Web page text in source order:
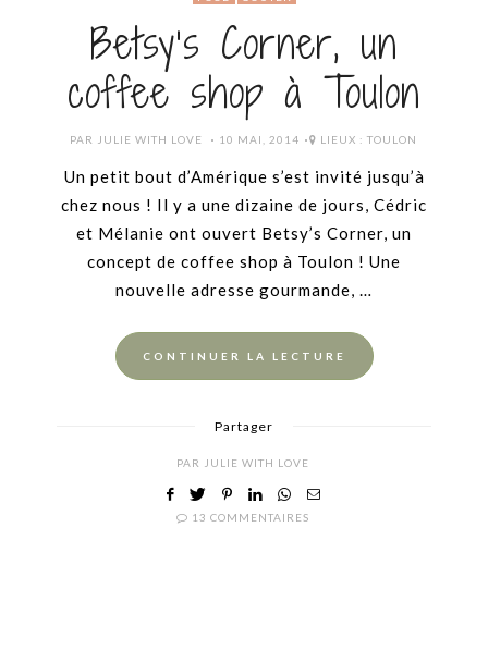
Betsy’s Corner, un
coffee shop à Toulon
PAR JULIE WITH LOVE
POSTED
10 MAI, 2014 LIEUX : TOULON
Un petit bout d’Amérique s’est invité jusqu’à
chez nous ! Il y a une dizaine de jours, Cédric
et Mélanie ont ouvert Betsy’s Corner, un
concept de coffee shop à Toulon ! Une
nouvelle adresse gourmande, …
CONTINUER LA LECTURE
Partager
PAR JULIE WITH LOVE
13 COMMENTAIRES